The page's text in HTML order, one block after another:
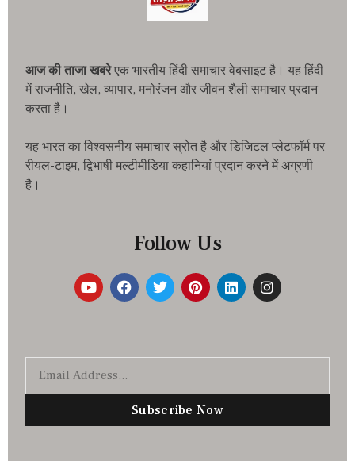
आज की ताजा खबरेएक भारतीय हिंदी समाचार वेबसाइट है। यह हिंदी
में राजनीति, खेल, व्यापार, मनोरंजन और जीवन शैली समाचार प्रदान
करता है।
यह भारत का विश्वसनीय समाचार स्रोत है और डिजिटल प्लेटफॉर्म पर
रीयल-टाइम, द्विभाषी मल्टीमीडिया कहानियां प्रदान करने में अग्रणी
है।
Follow Us
Subscribe Now